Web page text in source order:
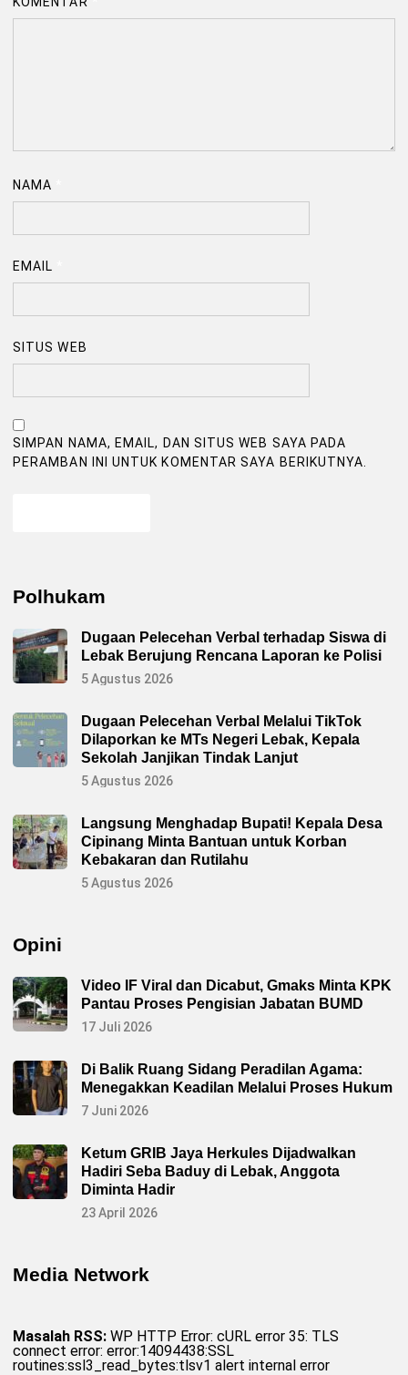
NAMA
EMAIL
SITUS WEB
SIMPAN NAMA, EMAIL, DAN SITUS WEB SAYA PADA
PERAMBAN INI UNTUK KOMENTAR SAYA BERIKUTNYA.
Polhukam
Dugaan Pelecehan Verbal terhadap Siswa di
Lebak Berujung Rencana Laporan ke Polisi
5 Agustus 2026
Dugaan Pelecehan Verbal Melalui TikTok
Dilaporkan ke MTs Negeri Lebak, Kepala
Sekolah Janjikan Tindak Lanjut
5 Agustus 2026
Langsung Menghadap Bupati! Kepala Desa
Cipinang Minta Bantuan untuk Korban
Kebakaran dan Rutilahu
5 Agustus 2026
Opini
Video IF Viral dan Dicabut, Gmaks Minta KPK
Pantau Proses Pengisian Jabatan BUMD
17 Juli 2026
Di Balik Ruang Sidang Peradilan Agama:
Menegakkan Keadilan Melalui Proses Hukum
7 Juni 2026
Ketum GRIB Jaya Herkules Dijadwalkan
Hadiri Seba Baduy di Lebak, Anggota
Diminta Hadir
23 April 2026
Media Network
Masalah RSS: WP HTTP Error: cURL error 35: TLS
connect error: error:14094438:SSL
routines:ssl3_read_bytes:tlsv1 alert internal error